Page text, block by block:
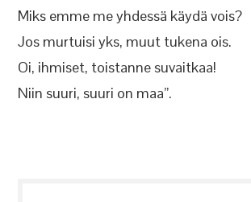
Miks emme me yhdessä käydä vois?
Jos murtuisi yks, muut tukena ois.
Oi, ihmiset, toistanne suvaitkaa!
Niin suuri, suuri on maa”.